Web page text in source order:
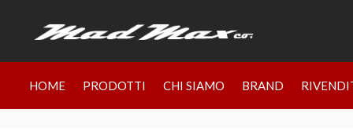
HOME PRODOTTI CHI SIAMO BRAND